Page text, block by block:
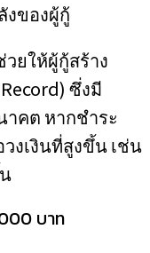
งของผู้กู้
ยให้ผู้กู้สร้าง
ซึ่งมี
คต หากชำระ
งเงินที่สูงขึ้น เช่น
บาท